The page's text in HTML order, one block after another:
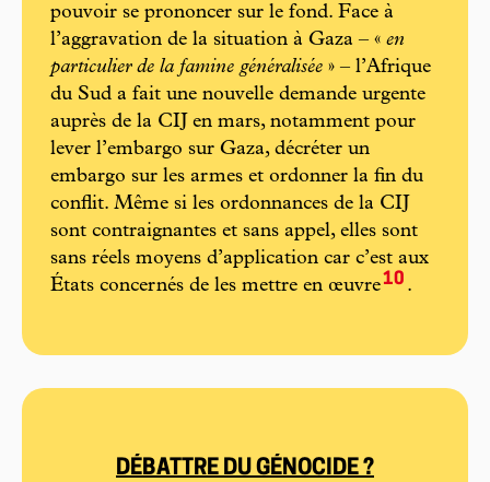
pouvoir se prononcer sur le fond. Face à
l’aggravation de la situation à Gaza – « en
particulier de la famine généralisée » – l’Afrique
du Sud a fait une nouvelle demande urgente
auprès de la CIJ en mars, notamment pour
lever l’embargo sur Gaza, décréter un
embargo sur les armes et ordonner la fin du
conflit. Même si les ordonnances de la CIJ
sont contraignantes et sans appel, elles sont
sans réels moyens d’application car c’est aux
États concernés de les mettre en œuvre10 .
DÉBATTRE DU GÉNOCIDE ?